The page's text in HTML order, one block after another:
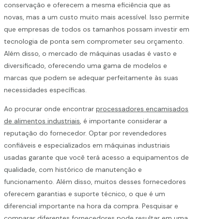
conservação e oferecem a mesma eficiência que as
novas, mas a um custo muito mais acessível. Isso permite
que empresas de todos os tamanhos possam investir em
tecnologia de ponta sem comprometer seu orçamento.
Além disso, o mercado de máquinas usadas é vasto e
diversificado, oferecendo uma gama de modelos e
marcas que podem se adequar perfeitamente às suas
necessidades específicas.
Ao procurar onde encontrar processadores encamisados
de alimentos industriais, é importante considerar a
reputação do fornecedor. Optar por revendedores
confiáveis e especializados em máquinas industriais
usadas garante que você terá acesso a equipamentos de
qualidade, com histórico de manutenção e
funcionamento. Além disso, muitos desses fornecedores
oferecem garantias e suporte técnico, o que é um
diferencial importante na hora da compra. Pesquisar e